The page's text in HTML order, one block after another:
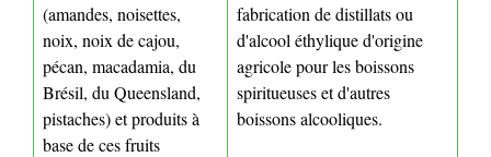
(amandes, noisettes,
noix, noix de cajou,
pécan, macadamia, du
Brésil, du Queensland,
pistaches) et produits à
base de ces fruits
fabrication de distillats ou
d'alcool éthylique d'origine
agricole pour les boissons
spiritueuses et d'autres
boissons alcooliques.